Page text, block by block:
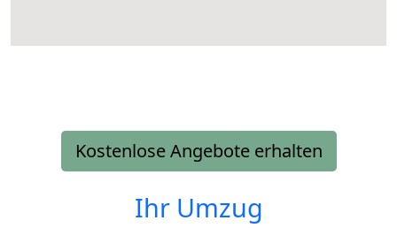
Kostenlose Angebote erhalten
Ihr Umzug